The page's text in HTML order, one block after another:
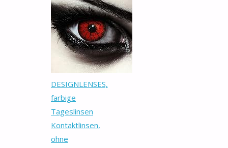
DESIGNLENSES,
farbige
Tageslinsen
Kontaktlinsen,
ohne